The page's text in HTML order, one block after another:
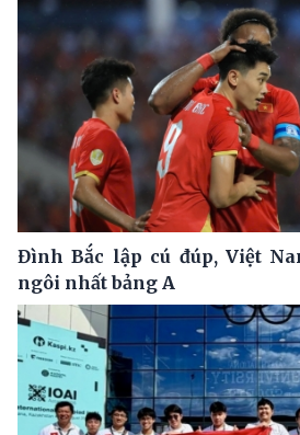
Đình Bắc lập cú đúp, Việt
ngôi nhất bảng A